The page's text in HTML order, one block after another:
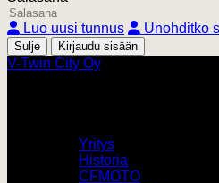
Luo uusi tunnus Unohditko
Sulje
V-Twin City Oy
Yritys
Historia
CFMOTO